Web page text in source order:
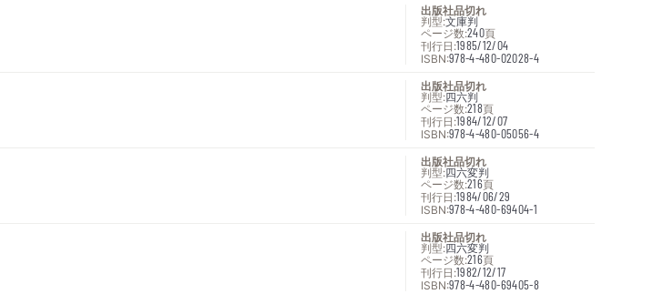
出版社品切れ
判型:文庫判
ページ数:240頁
刊行日:1985/12/04
ISBN:978-4-480-02028-4
出版社品切れ
判型:四六判
ページ数:218頁
刊行日:1984/12/07
ISBN:978-4-480-05056-4
出版社品切れ
判型:四六変判
ページ数:216頁
刊行日:1984/06/29
ISBN:978-4-480-69404-1
出版社品切れ
判型:四六変判
ページ数:216頁
刊行日:1982/12/17
ISBN:978-4-480-69405-8